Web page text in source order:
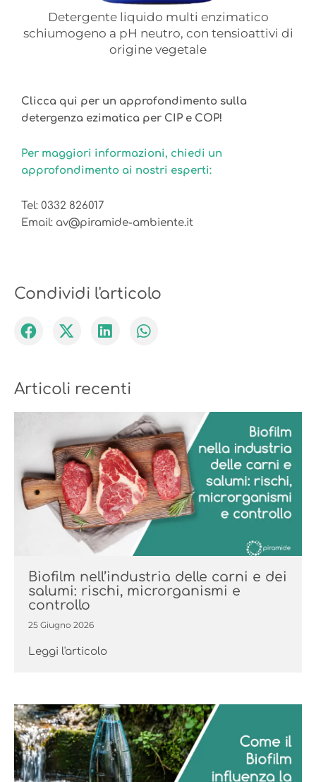
Detergente liquido multi enzimatico
schiumogeno a pH neutro, con tensioattivi di
origine vegetale
Clicca qui per un approfondimento sulla
detergenza ezimatica per CIP e COP!
Per maggiori informazioni, chiedi un
approfondimento ai nostri esperti:
Tel: 0332 826017
Email: av@piramide-ambiente.it
Condividi l'articolo
Articoli recenti
Biofilm nell’industria delle carni e dei
salumi: rischi, microrganismi e
controllo
25 Giugno 2026
Leggi l'articolo